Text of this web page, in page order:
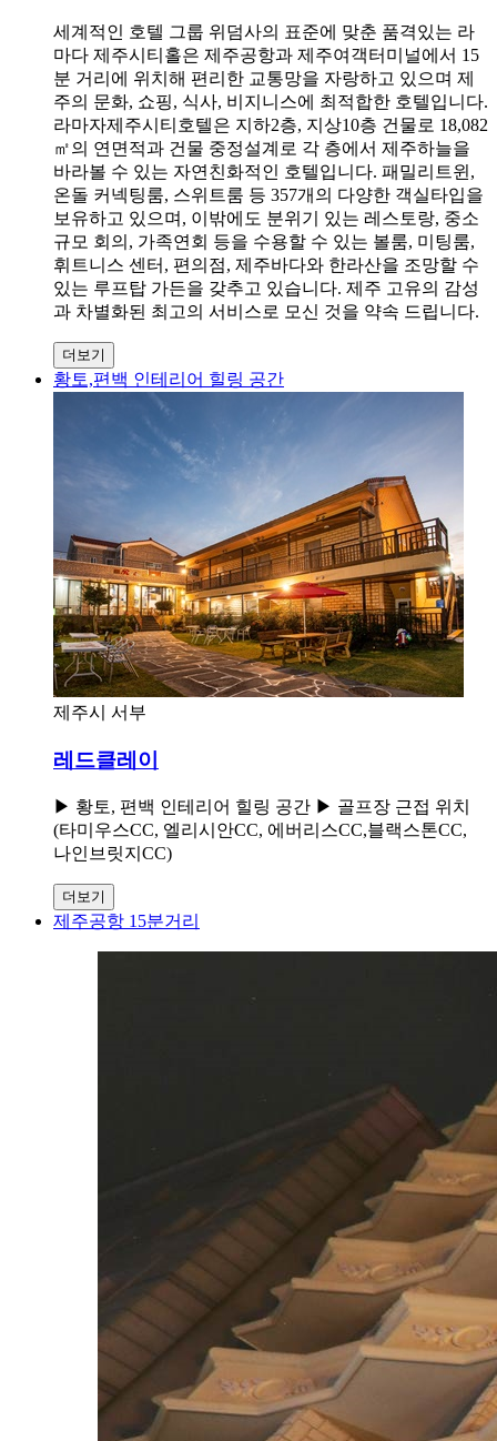
세계적인 호텔 그룹 위덤사의 표준에 맞춘 품격있는 라
마다 제주시티홀은 제주공항과 제주여객터미널에서 15
분 거리에 위치해 편리한 교통망을 자랑하고 있으며 제
주의 문화, 쇼핑, 식사, 비지니스에 최적합한 호텔입니다.
라마자제주시티호텔은 지하2층, 지상10층 건물로 18,082
㎡의 연면적과 건물 중정설계로 각 층에서 제주하늘을
바라볼 수 있는 자연친화적인 호텔입니다. 패밀리트윈,
온돌 커넥팅룸, 스위트룸 등 357개의 다양한 객실타입을
보유하고 있으며, 이밖에도 분위기 있는 레스토랑, 중소
규모 회의, 가족연회 등을 수용할 수 있는 볼룸, 미팅룸,
휘트니스 센터, 편의점, 제주바다와 한라산을 조망할 수
있는 루프탑 가든을 갖추고 있습니다. 제주 고유의 감성
과 차별화된 최고의 서비스로 모신 것을 약속 드립니다.
더보기
황토,편백 인테리어 힐링 공간
제주시 서부
레드클레이
▶ 황토, 편백 인테리어 힐링 공간 ▶ 골프장 근접 위치
(타미우스CC, 엘리시안CC, 에버리스CC,블랙스톤CC,
나인브릿지CC)
더보기
제주공항 15분거리